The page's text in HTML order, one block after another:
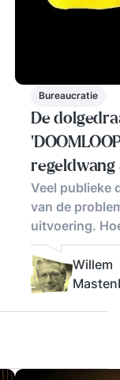
Bureaucratie
De
Veel publieke
van de
uitvoering.
Willem